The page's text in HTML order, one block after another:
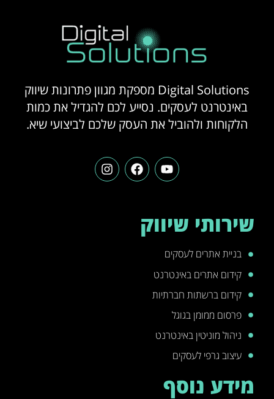
Digital Solutions מספקת מגוון פתרונות שיווק
באינטרנט לעסקים. נסייע לכם להגדיל את כמות
הלקוחות ולהוביל את העסק שלכם לביצועי שיא.
שירותי שיווק
בניית אתרים לעסקים
קידום אתרים באינטרנט
קידום ברשתות חברתיות
פרסום ממומן בגוגל
ניהול מוניטין באינטרנט
עיצוב גרפי לעסקים
מידע נוסף